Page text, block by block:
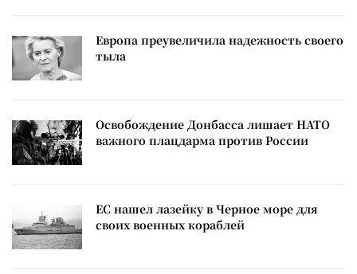
Европа преувеличила надежность своего
тыла
Освобождение Донбасса лишает НАТО
важного плацдарма против России
ЕС нашел лазейку в Черное море для
своих военных кораблей